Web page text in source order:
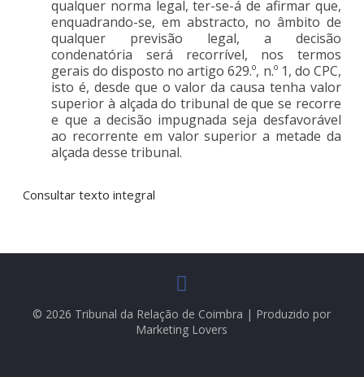
qualquer norma legal, ter-se-á de afirmar que,
enquadrando-se, em abstracto, no âmbito de
qualquer previsão legal, a decisão
condenatória será recorrível, nos termos
gerais do disposto no artigo 629.º, n.º 1, do CPC,
isto é, desde que o valor da causa tenha valor
superior à alçada do tribunal de que se recorre
e que a decisão impugnada seja desfavorável
ao recorrente em valor superior a metade da
alçada desse tribunal.
Consultar texto integral
© 2026 Tribunal da Relação de Coimbra | Produzido por
Marketing Lovers